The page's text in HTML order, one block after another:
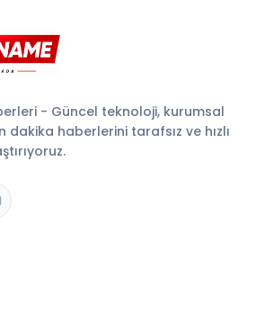
- Güncel teknoloji, kurumsal
dakika haberlerini tarafsız ve hızlı